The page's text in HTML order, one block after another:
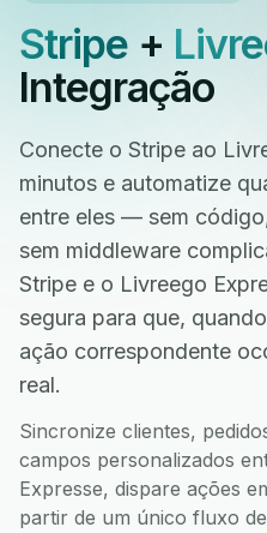
Stripe+
Integração
Conecte o Stripe ao
minutos e automatize
entre eles — sem
sem middleware
Stripe e o Livreego
segura para que,
ação correspondente
real.
Sincronize clientes,
campos personalizados
Expresse, dispare ações
partir de um único fluxo